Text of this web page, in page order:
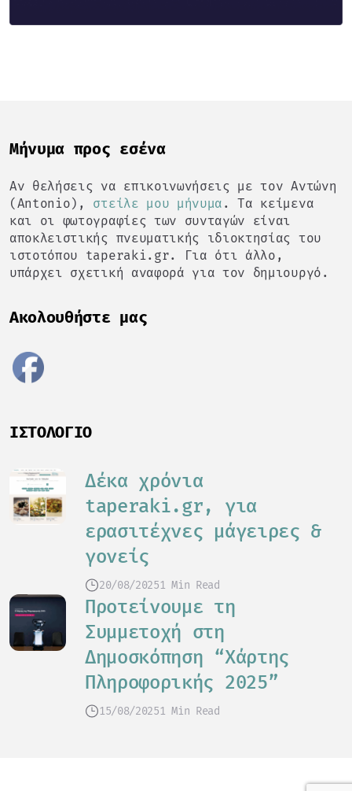
Mήνυμα προς εσένα
Αν θελήσεις να επικοινωνήσεις με τον Αντώνη
(Antonio), στείλε μου μήνυμα . Τα κείμενα
και οι φωτογραφίες των συνταγών είναι
αποκλειστικής πνευματικής ιδιοκτησίας του
ιστοτόπου taperaki.gr. Για ότι άλλο,
υπάρχει σχετική αναφορά για τον δημιουργό.
Ακολουθήστε μας
ΙΣΤΟΛΌΓΙΟ
Δέκα χρόνια
taperaki.gr, για
ερασιτέχνες μάγειρες &
γονείς
20/08/20251 Min Read
Προτείνουμε τη
Συμμετοχή στη
Δημοσκόπηση “Χάρτης
Πληροφορικής 2025”
15/08/20251 Min Read